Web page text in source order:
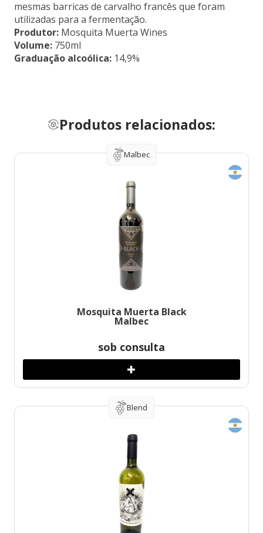
mesmas barricas de carvalho francês que foram
utilizadas para a fermentação.
Produtor: Mosquita Muerta Wines
Volume: 750ml
Graduação alcoólica: 14,9%
Produtos relacionados:
Malbec
Mosquita Muerta Black
Malbec
sob consulta
Blend